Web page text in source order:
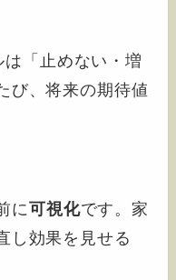
は「止めない・増
び、将来の期待値
に可視化です。家
し効果を見せる